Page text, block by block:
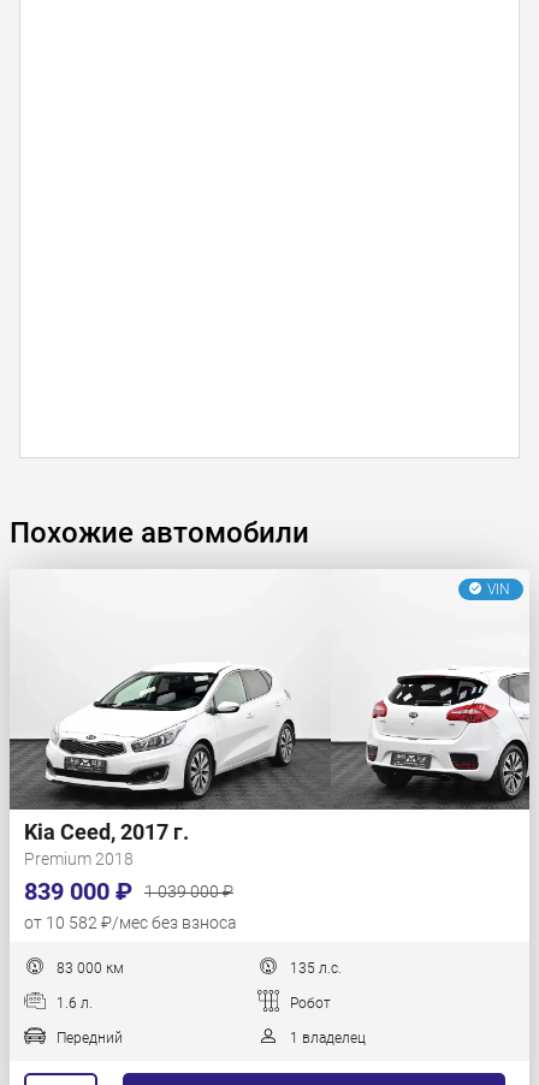
Похожие автомобили
VIN
Kia Ceed, 2017 г.
Premium 2018
839 000 ₽
1 039 000 ₽
от 10 582 ₽/мес без взноса
83 000 км 135 л.с.
1.6 л. Робот
Передний 1 владелец